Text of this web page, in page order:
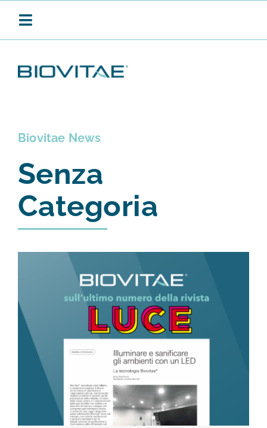
Toggle
SANIFICAZIONE CONTINUA
PRODOTTI
APPLICAZIONI
TEST E STUDI
CHI SIAMO
NEWS
RISORSE
Biovitae News
Senza
Categoria